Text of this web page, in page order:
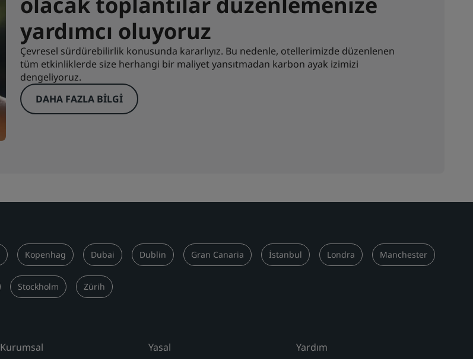
yardımcı oluyoruz
Çevresel sürdürebilirlik konusunda kararlıyız. Bu nedenle, otellerimizde düzenlenen
tüm etkinliklerde size herhangi bir maliyet yansıtmadan karbon ayak izimizi
dengeliyoruz.
DAHA FAZLA BILGI
Kopenhag Dubai Dublin Gran Canaria İstanbul Londra Manchester
Stockholm Zürih
Kurumsal Yasal Yardım